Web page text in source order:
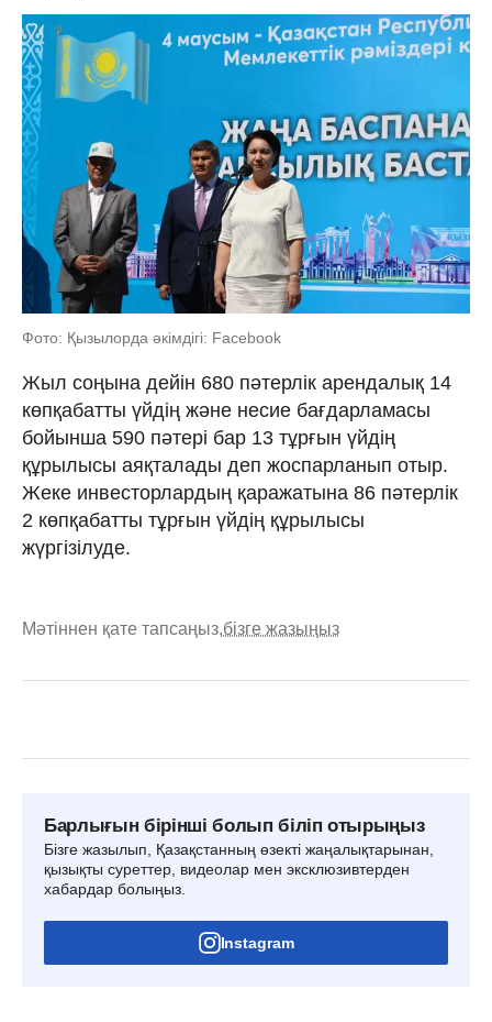
Фото: Қызылорда әкімдігі: Facebook
Жыл соңына дейін 680 пәтерлік арендалық 14
көпқабатты үйдің және несие бағдарламасы
бойынша 590 пәтері бар 13 тұрғын үйдің
құрылысы аяқталады деп жоспарланып отыр.
Жеке инвесторлардың қаражатына 86 пәтерлік
2 көпқабатты тұрғын үйдің құрылысы
жүргізілуде.
Мәтіннен қате тапсаңыз,бізге жазыңыз
Барлығын бірінші болып біліп отырыңыз
Бізге жазылып, Қазақстанның өзекті жаңалықтарынан,
қызықты суреттер, видеолар мен эксклюзивтерден
хабардар болыңыз.
Instagram